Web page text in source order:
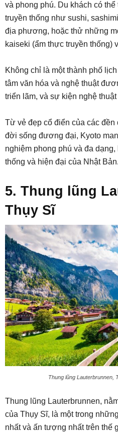
và phong phú. Du khách có
truyền thống như sushi,
địa phương, hoặc thử những
kaiseki (ẩm thực truyền thống)
Không chỉ là một thành phố
tâm văn hóa và nghệ thuật
triển lãm, và sự kiện nghệ
Từ vẻ đẹp cổ điển của các
đời sống đương đại, Kyoto
nghiệm phong phú và đa
thống và hiện đại của Nhật Bản.
5. Thung lũng
Thụy Sĩ
Thung lũng Lauterbrunnen,
Thung lũng Lauterbrunnen,
của Thụy Sĩ, là một trong
nhất và ấn tượng nhất trên thế